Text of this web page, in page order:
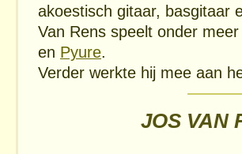
akoestisch gitaar, basgitaar
Van Rens speelt onder
en Pyure.
Verder werkte hij mee aan
JOS VAN